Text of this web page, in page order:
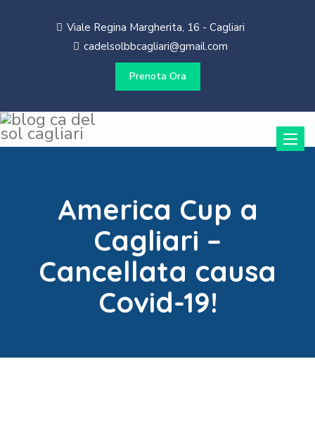
Viale Regina Margherita, 16 - Cagliari
cadelsolbbcagliari@gmail.com
Prenota Ora
Toggle
America Cup a
Cagliari –
Cancellata causa
Covid-19!